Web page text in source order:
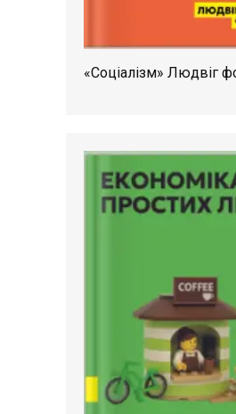
«Соціалізм» Людвіг